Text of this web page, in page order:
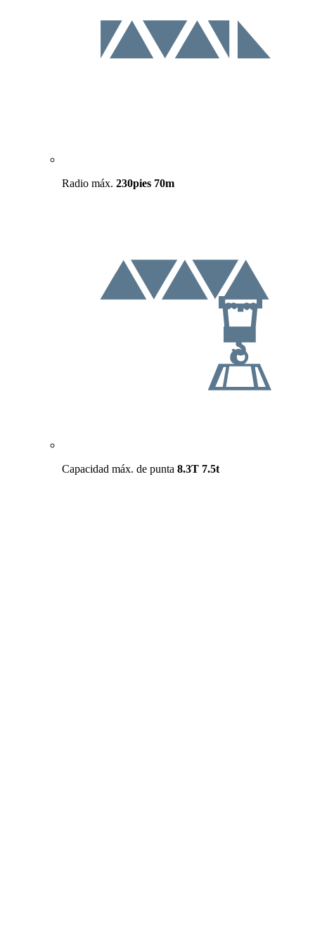
Radio máx. 230pies 70m
Capacidad máx. de punta 8.3T 7.5t